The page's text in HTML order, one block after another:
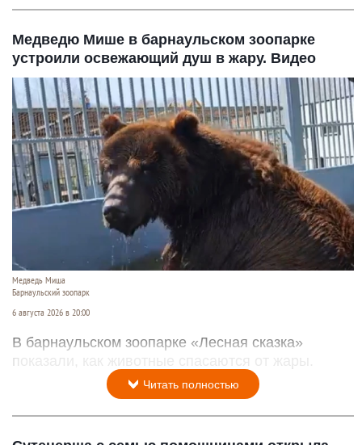
Медведю Мише в барнаульском зоопарке
устроили освежающий душ в жару. Видео
Медведь Миша
Барнаульский зоопарк
6 августа 2026 в 20:00
В барнаульском зоопарке «Лесная сказка»
показали, как животные спасаются от жары.
Читать полностью